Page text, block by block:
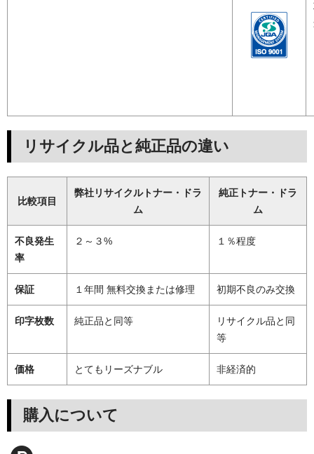
リサイクル品と純正品の違い
比較項目
弊社リサイクルトナー・ドラ
ム
純正トナー・ドラ
ム
不良発生
率
２～３% １％程度
保証 １年間 無料交換または修理 初期不良のみ交換
印字枚数 純正品と同等
リサイクル品と同
等
価格 とてもリーズナブル 非経済的
購入について